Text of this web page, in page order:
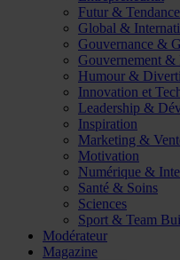
Futur &
Global &
Gouvernance &
Gouvernement &
Humour &
Innovation et
Leadership &
Inspiration
Marketing &
Motivation
Numérique &
Santé & Soins
Sciences
Sport & Team
Modérateur
Magazine